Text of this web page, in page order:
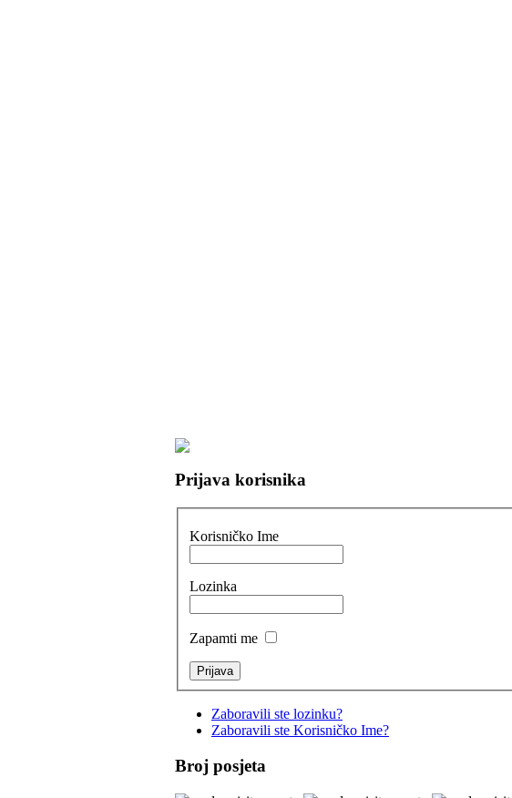
Prijava korisnika
Korisničko Ime
Lozinka
Zapamti me
Zaboravili ste lozinku?
Zaboravili ste Korisničko Ime?
Broj posjeta